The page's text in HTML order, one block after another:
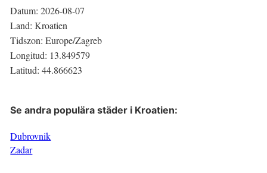
Datum:2026-08-07
Land:Kroatien
Tidszon:Europe/Zagreb
Longitud: 13.849579
Latitud:44.866623
Se andra populära städer i Kroatien:
Dubrovnik
Zadar